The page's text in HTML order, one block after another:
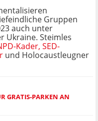
Gruppen
auch unter
Ukraine. Steimles
Kader, SED-
und Holocaustleugner
GRATIS-PARKEN AN